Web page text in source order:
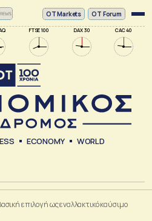
FTSE 100 DAX 30 CAC 40
ΟΤ Markets OT Forum
ECONOMY WORLD
επιλογή ως εναλλακτικό καύσιμο